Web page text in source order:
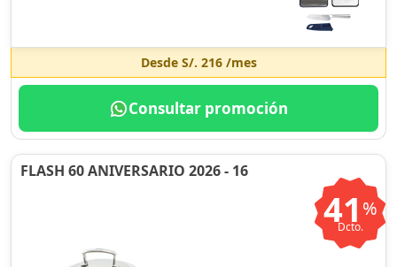
Desde S/. 216/mes
Consultar promoción
FLASH 60 ANIVERSARIO 2026 - 16
41 %
Dcto.